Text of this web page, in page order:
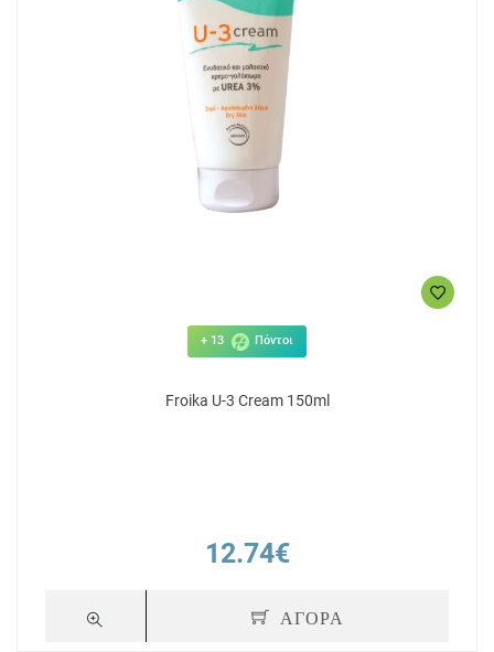
+ 13 Πόντοι
Froika U-3 Cream 150ml
12.74€
ΑΓΟΡΑ